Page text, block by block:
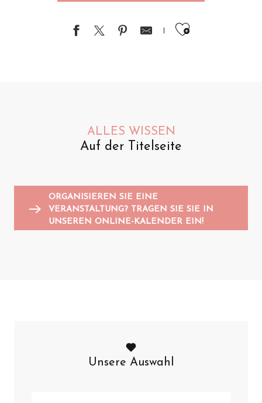
Ajouter
ALLES WISSEN
Auf der Titelseite
ORGANISIEREN SIE EINE
VERANSTALTUNG? TRAGEN SIE SIE IN
UNSEREN ONLINE-KALENDER EIN!
Unsere Auswahl